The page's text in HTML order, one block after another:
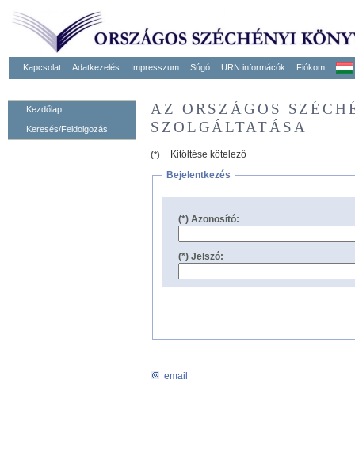
Kapcsolat Adatkezelés Impresszum Súgó URN informácók Fiókom
Kezdőlap
Keresés/Feldolgozás
AZ ORSZÁGOS
SZOLGÁLTATÁSA
(*)
Kitöltése kötelező
Bejelentkezés
(*) Azonosító:
(*) Jelszó:
email